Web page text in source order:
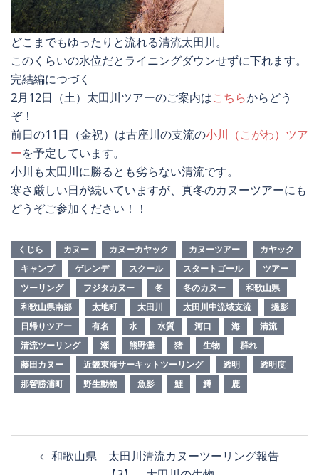
どこまでもゆったりと流れる清流太田川。
このくらいの水位だとライニングダウンせずに下れます。
完結編につづく
2月12日（土）太田川ツアーのご案内はこちらからどう
ぞ！
前日の11日（金祝）は古座川の支流の小川（こがわ）ツア
ーを予定しています。
小川も太田川に勝るとも劣らない清流です。
寒さ厳しい日が続いていますが、真冬のカヌーツアーにも
どうぞご参加ください！！
くじら カヌー カヌーカヤック カヌーツアー
カヤック
キャンプ
ゲレンデ スクール スタートゴール
ツアー
ツーリング
フジタカヌー 冬 冬のカヌー
和歌山県
和歌山県南部
太地町 太田川 太田川中流域支流
撮影
日帰りツアー
有名 水 水質 河口 海
清流
清流ツーリング
瀬 熊野灘 猪 生物
群れ
藤田カヌー
近畿東海サーキットツーリング 透明
透明度
那智勝浦町
野生動物 魚影 鯉 鱒 鹿
和歌山県 太田川清流カヌーツーリング報告